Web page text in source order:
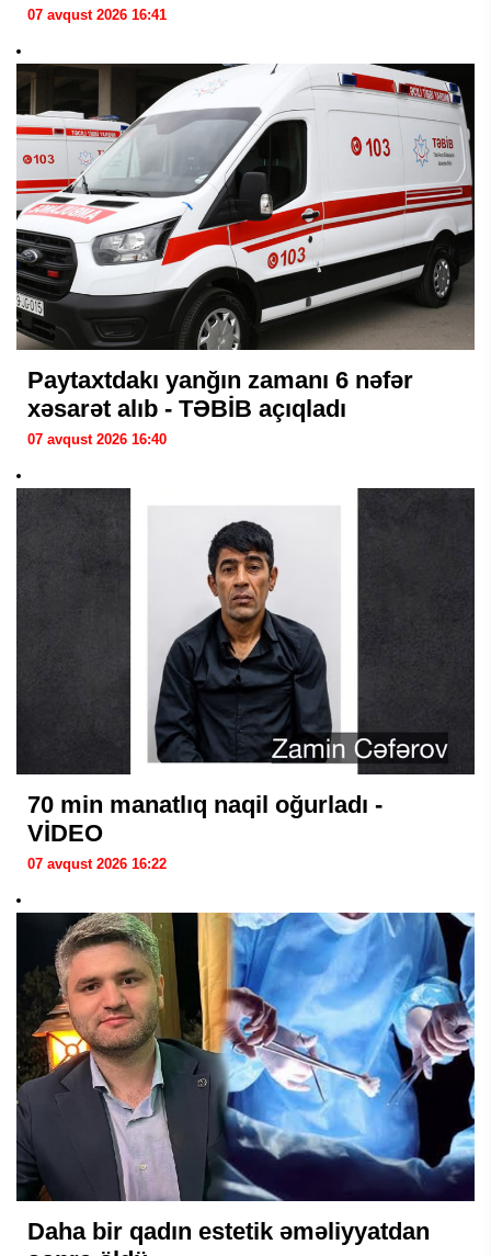
07 avqust 2026 16:41
Paytaxtdakı yanğın zamanı 6 nəfər
xəsarət alıb - TƏBİB açıqladı
07 avqust 2026 16:40
70 min manatlıq naqil oğurladı -
VİDEO
07 avqust 2026 16:22
Daha bir qadın estetik əməliyyatdan